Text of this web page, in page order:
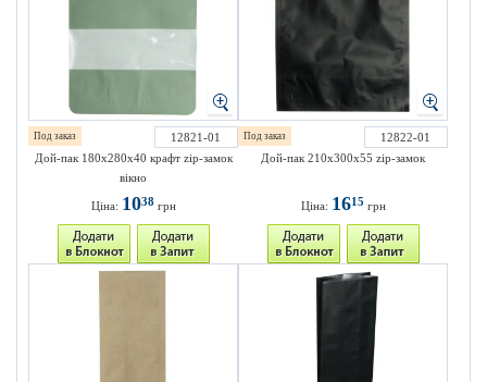
Под заказ
12821-01
Дой-пак 180х280х40 крафт zip-замок
вікно
Ціна: 1038грн
Под заказ
12822-01
Дой-пак 210х300х55 zip-замок
Ціна: 1615 грн